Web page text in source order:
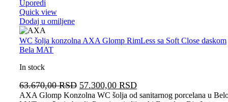
Uporedi
Quick view
Dodaj u omiljene
WC šolja konzolna AXA Glomp RimLess sa Soft Close daskom
Bela MAT
In stock
63.670,00RSD Originalna
cena
57.300,00 RSDTrenutna
cena
AXA Glomp Konzolna WC šolja od sanitarnog porcelana u